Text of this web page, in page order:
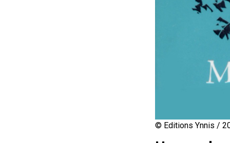
© Editions Ynnis /